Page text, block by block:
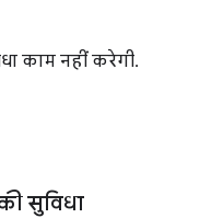
काम नहीं करेगी.
सुविधा